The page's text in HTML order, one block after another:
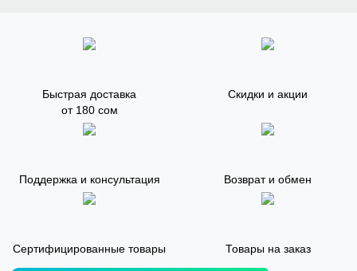
Быстрая доставка
от 180 сом
Скидки и акции
Поддержка и консультация Возврат и обмен
Сертифицированные товары Товары на заказ